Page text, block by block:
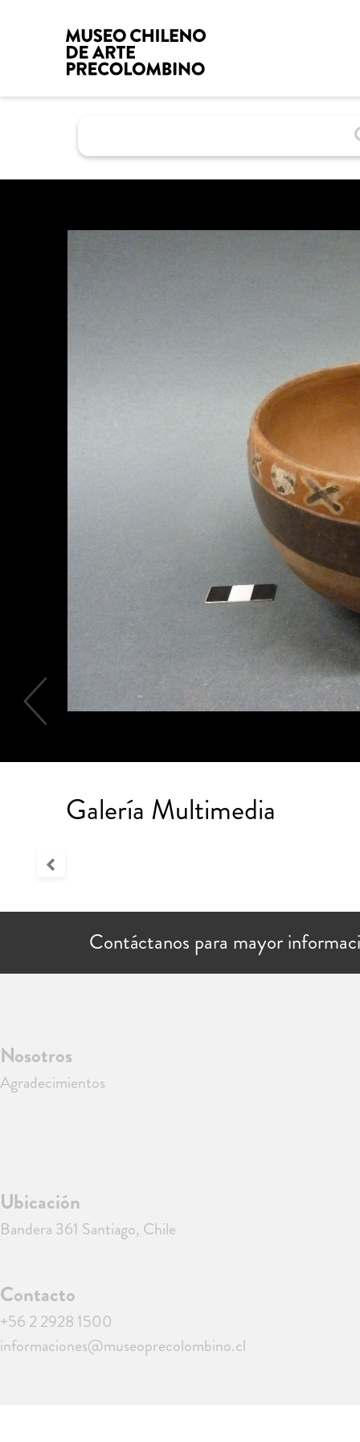
Galería Multimedia
Contáctanos para mayor
Nosotros
Agradecimientos
Ubicación
Bandera 361 Santiago, Chile
Contacto
+56 2 2928 1500
informaciones@museoprecolombino.cl